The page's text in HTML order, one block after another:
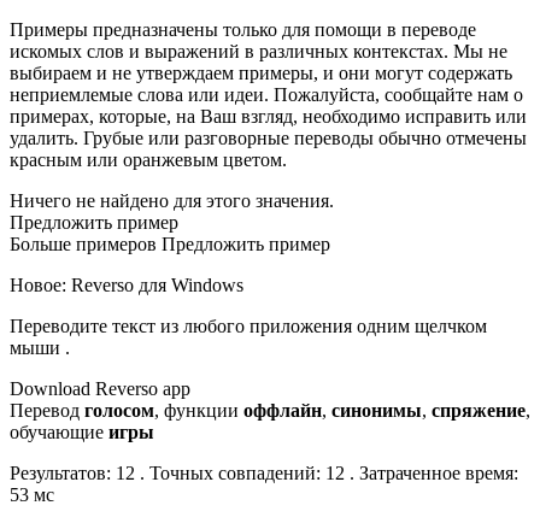
Примеры предназначены только для помощи в переводе
искомых слов и выражений в различных контекстах. Мы не
выбираем и не утверждаем примеры, и они могут содержать
неприемлемые слова или идеи. Пожалуйста, сообщайте нам о
примерах, которые, на Ваш взгляд, необходимо исправить или
удалить. Грубые или разговорные переводы обычно отмечены
красным или оранжевым цветом.
Ничего не найдено для этого значения.
Предложить пример
Больше примеров Предложить пример
Новое: Reverso для Windows
Переводите текст из любого приложения одним щелчком
мыши .
Download Reverso app
Перевод голосом, функции оффлайн, синонимы, спряжение,
обучающие игры
Результатов: 12 . Точных совпадений: 12 . Затраченное время:
53 мс